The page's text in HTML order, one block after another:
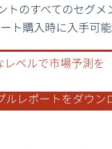
。再利用にはCC BY 4.0の